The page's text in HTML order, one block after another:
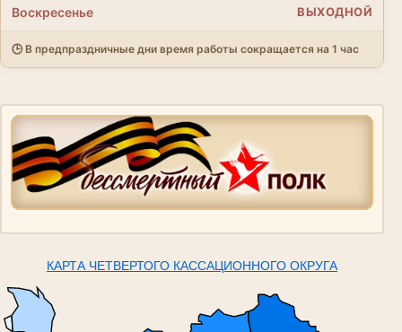
Воскресенье ВЫХОДНОЙ
🕒 В предпраздничные дни время работы сокращается на 1 час
КАРТА ЧЕТВЕРТОГО КАССАЦИОННОГО ОКРУГА